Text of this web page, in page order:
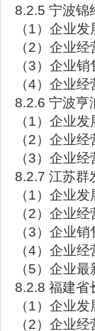
8.2.5 宁波锦
（1）企业
（2）企业
（3）企业
（4）企业
8.2.6 宁波亨
（1）企业
（2）企业
（3）企业
8.2.7 江苏群
（1）企业
（2）企业
（3）企业
（4）企业
（5）企业
8.2.8 福建省
（1）企业
（2）企业